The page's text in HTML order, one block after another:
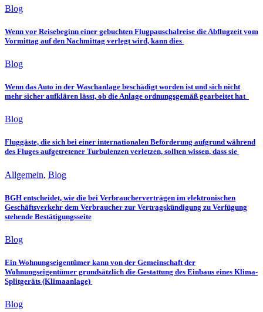
Blog
Wenn vor Reisebeginn einer gebuchten Flugpauschalreise die Abflugzeit vom
Vormittag auf den Nachmittag verlegt wird, kann dies
Blog
Wenn das Auto in der Waschanlage beschädigt worden ist und sich nicht
mehr sicher aufklären lässt, ob die Anlage ordnungsgemäß gearbeitet hat
Blog
Fluggäste, die sich bei einer internationalen Beförderung aufgrund während
des Fluges aufgetretener Turbulenzen verletzen, sollten wissen, dass sie
Allgemein, Blog
BGH entscheidet, wie die bei Verbraucherverträgen im elektronischen
Geschäftsverkehr dem Verbraucher zur Vertragskündigung zu Verfügung
stehende Bestätigungsseite
Blog
Ein Wohnungseigentümer kann von der Gemeinschaft der
Wohnungseigentümer grundsätzlich die Gestattung des Einbaus eines Klima-
Splitgeräts (Klimaanlage)
Blog